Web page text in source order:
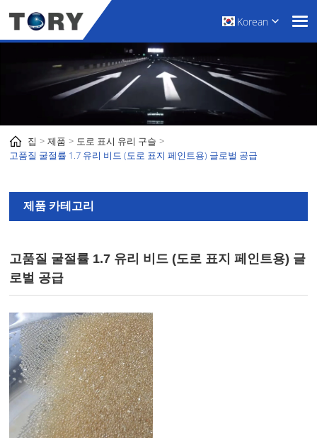
Korean
집 제품
도로 표시 유리 구슬
고품질 굴절률 1.7 유리 비드 (도로 표지 페인트용) 글로벌 공급
제품 카테고리
고품질 굴절률 1.7 유리 비드 (도로 표지 페인트용) 글
로벌 공급